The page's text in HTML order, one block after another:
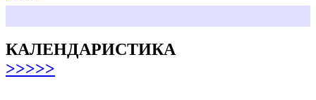
КАЛЕНДАРИСТИКА
>>>>>